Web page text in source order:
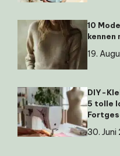
10
kennen
19.
DIY-
5 tolle
30. Juni